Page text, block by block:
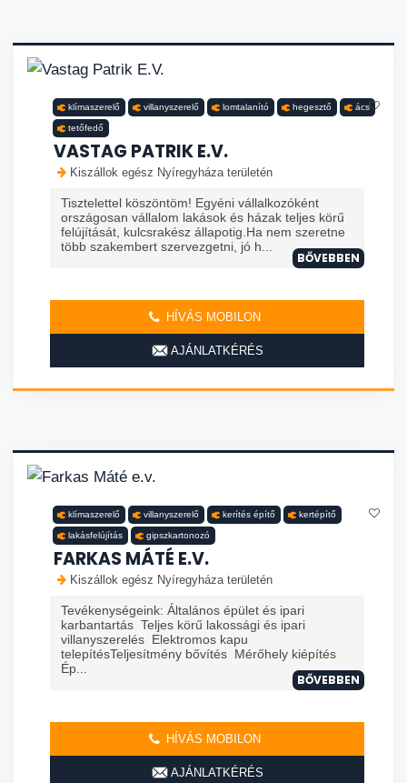
klímaszerelő villanyszerelő lomtalanító hegesztő ács
tetőfedő
VASTAG PATRIK E.V.
Kiszállok egész Nyíregyháza területén
Tisztelettel köszöntöm! Egyéni vállalkozóként
országosan vállalom lakások és házak teljes körű
felújítását, kulcsrakész állapotig.Ha nem szeretne
több szakembert szervezgetni, jó h...
BŐVEBBEN
HÍVÁS MOBILON
AJÁNLATKÉRÉS
klímaszerelő villanyszerelő kerítés építő kertépítő
lakásfelújítás gipszkartonozó
FARKAS MÁTÉ E.V.
Kiszállok egész Nyíregyháza területén
Tevékenységeink: Általános épület és ipari
karbantartás Teljes körű lakossági és ipari
villanyszerelés Elektromos kapu
telepítésTeljesítmény bővítés Mérőhely kiépítés
Ép...
BŐVEBBEN
HÍVÁS MOBILON
AJÁNLATKÉRÉS